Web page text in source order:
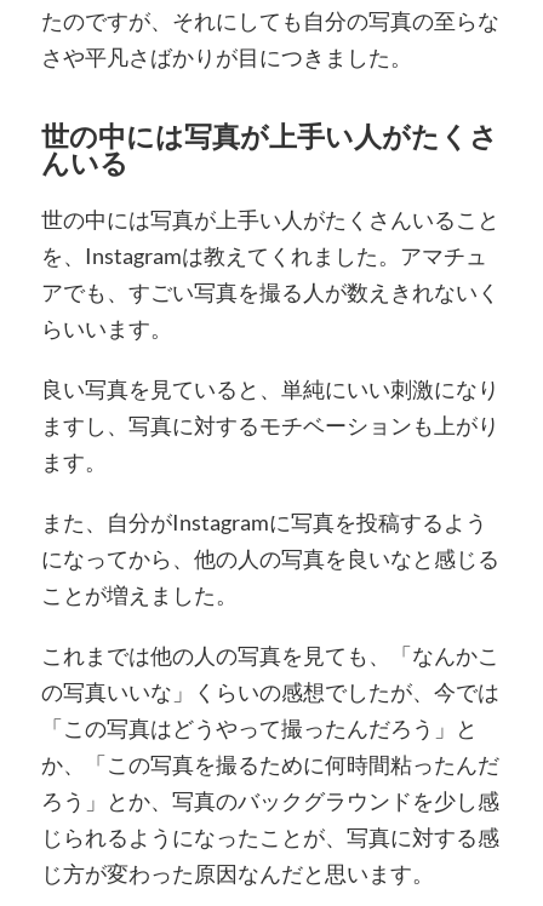
たのですが、それにしても自分の写真の至らな
さや平凡さばかりが目につきました。
世の中には写真が上手い人がたくさ
んいる
世の中には写真が上手い人がたくさんいること
を、Instagramは教えてくれました。アマチュ
アでも、すごい写真を撮る人が数えきれないく
らいいます。
良い写真を見ていると、単純にいい刺激になり
ますし、写真に対するモチベーションも上がり
ます。
また、自分がInstagramに写真を投稿するよう
になってから、他の人の写真を良いなと感じる
ことが増えました。
これまでは他の人の写真を見ても、「なんかこ
の写真いいな」くらいの感想でしたが、今では
「この写真はどうやって撮ったんだろう」と
か、「この写真を撮るために何時間粘ったんだ
ろう」とか、写真のバックグラウンドを少し感
じられるようになったことが、写真に対する感
じ方が変わった原因なんだと思います。